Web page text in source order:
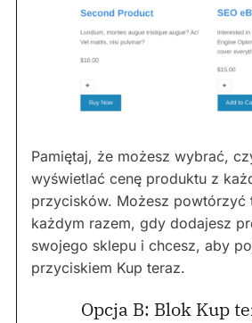
Pamiętaj, że możesz wybrać,
wyświetlać cenę produktu z
przycisków. Możesz powtórzyć
każdym razem, gdy dodajesz
swojego sklepu i chcesz, aby
przyciskiem Kup teraz.
Opcja B: Blok Kup